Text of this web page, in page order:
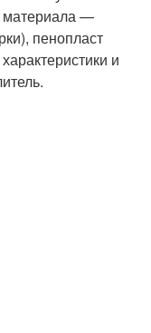
материала —
пенопласт
и